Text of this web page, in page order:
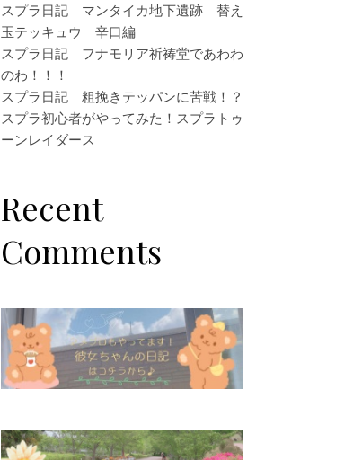
スプラ日記 マンタイカ地下遺跡 替え
玉テッキュウ 辛口編
スプラ日記 フナモリア祈祷堂であわわ
のわ！！！
スプラ日記 粗挽きテッパンに苦戦！？
スプラ初心者がやってみた！スプラトゥ
ーンレイダース
Recent
Comments